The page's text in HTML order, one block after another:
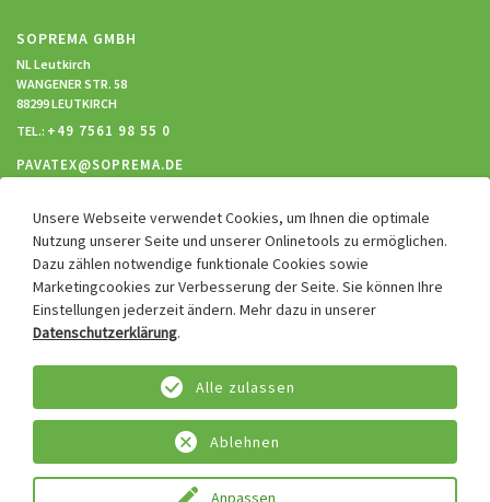
SOPREMA GMBH
NL Leutkirch
WANGENER STR. 58
88299 LEUTKIRCH
TEL.: +49 7561 98 55 0
PAVATEX@SOPREMA.DE
RECHTLICHES
Impressum
Datenschutz
Hinweisgebersystem
Cookie Einstellungen
Allgemeine Verkaufs- & Lieferbedingungen
Einkaufsbedingungen
Unsere Webseite verwendet Cookies, um Ihnen die optimale
Nutzung unserer Seite und unserer Onlinetools zu ermöglichen.
Dazu zählen notwendige funktionale Cookies sowie
Marketingcookies zur Verbesserung der Seite. Sie können Ihre
Einstellungen jederzeit ändern. Mehr dazu in unserer
Datenschutzerklärung.
Anpassen
Ablehnen
Alle zulassen